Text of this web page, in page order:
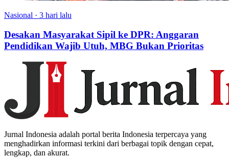
Nasional · 3 hari lalu
Desakan Masyarakat Sipil ke DPR: Anggaran
Pendidikan Wajib Utuh, MBG Bukan Prioritas
Jurnal Indonesia adalah portal berita Indonesia terpercaya yang
menghadirkan informasi terkini dari berbagai topik dengan cepat,
lengkap, dan akurat.